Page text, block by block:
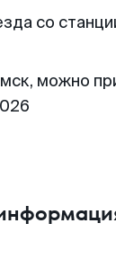
со
можно